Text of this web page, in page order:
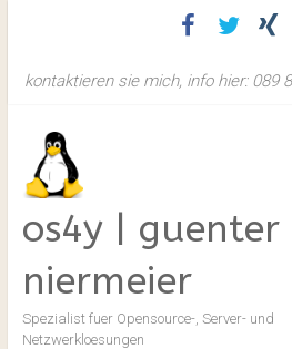
kontaktieren sie mich, info hier: 089
os4y | guenter
niermeier
Spezialist fuer Opensource-, Server- und
Netzwerkloesungen